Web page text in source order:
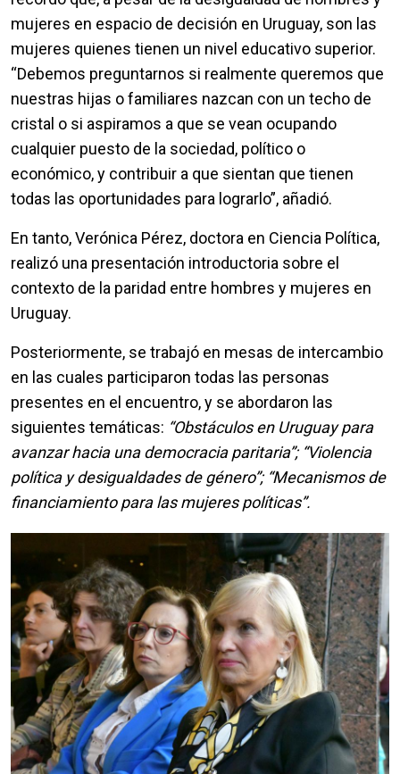
mujeres en espacio de decisión en Uruguay, son las
mujeres quienes tienen un nivel educativo superior.
“Debemos preguntarnos si realmente queremos que
nuestras hijas o familiares nazcan con un techo de
cristal o si aspiramos a que se vean ocupando
cualquier puesto de la sociedad, político o
económico, y contribuir a que sientan que tienen
todas las oportunidades para lograrlo”, añadió.
En tanto, Verónica Pérez, doctora en Ciencia Política,
realizó una presentación introductoria sobre el
contexto de la paridad entre hombres y mujeres en
Uruguay.
Posteriormente, se trabajó en mesas de intercambio
en las cuales participaron todas las personas
presentes en el encuentro, y se abordaron las
siguientes temáticas: “Obstáculos en Uruguay para
avanzar hacia una democracia paritaria”; “Violencia
política y desigualdades de género”; “Mecanismos de
financiamiento para las mujeres políticas”.